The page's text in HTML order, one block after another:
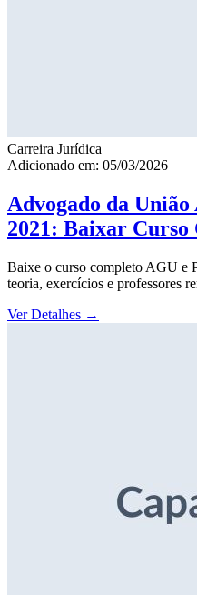
Carreira Jurídica
Adicionado em: 05/03/2026
Advogado da
2021: Baixar Curso
Baixe o curso completo AGU e
teoria, exercícios e professores
Ver Detalhes →